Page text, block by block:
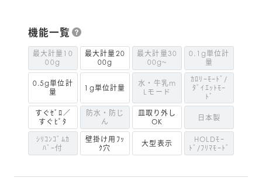
機能一覧
最大計量10
00g
最大計量20
00g
最大計量30
00g~
0.1g単位計
量
0.5g単位計
量
1g単位計量
水・牛乳m
Lモード
ｶﾛﾘｰﾓｰﾄﾞ/
ﾀﾞｲｴｯﾄﾓｰ
ﾄﾞ
すぐｾﾞﾛ／
すぐﾋﾟﾀ
防水・防じ
ん
皿取り外し
OK
日本製
ｼﾘｺﾝｺﾞﾑｶ
ﾊﾞｰ付
壁掛け用ﾌｯ
ｸ穴
大型表示
HOLDﾓｰ
ﾄﾞ/ﾌﾘﾏﾓｰﾄﾞ